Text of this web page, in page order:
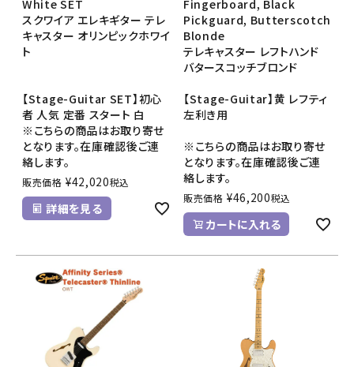
White SET
スクワイア エレキギター テレ
キャスター オリンピックホワイ
ト
【Stage-Guitar SET】初心
者 人気 定番 スタート 白
※こちらの商品はお取り寄せ
となります。在庫確認後ご連
絡します。
販売価格 ¥42,020税込
詳細を見る
Fingerboard, Black
Pickguard, Butterscotch
Blonde
テレキャスター レフトハンド
バタースコッチブロンド
【Stage-Guitar】黄 レフティ
左利き用
※こちらの商品はお取り寄せ
となります。在庫確認後ご連
絡します。
販売価格 ¥46,200税込
カートに入れる